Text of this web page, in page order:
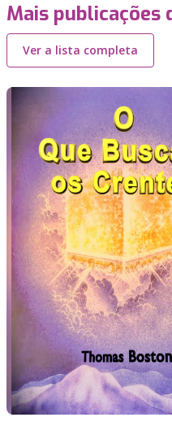
Mais publicações
Ver a lista completa